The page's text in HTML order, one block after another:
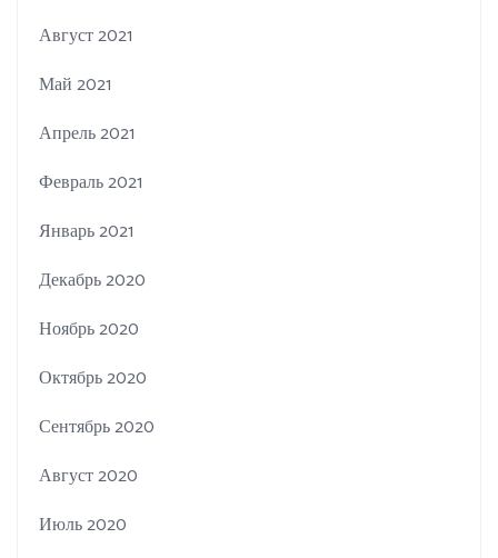
Август 2021
Май 2021
Апрель 2021
Февраль 2021
Январь 2021
Декабрь 2020
Ноябрь 2020
Октябрь 2020
Сентябрь 2020
Август 2020
Июль 2020